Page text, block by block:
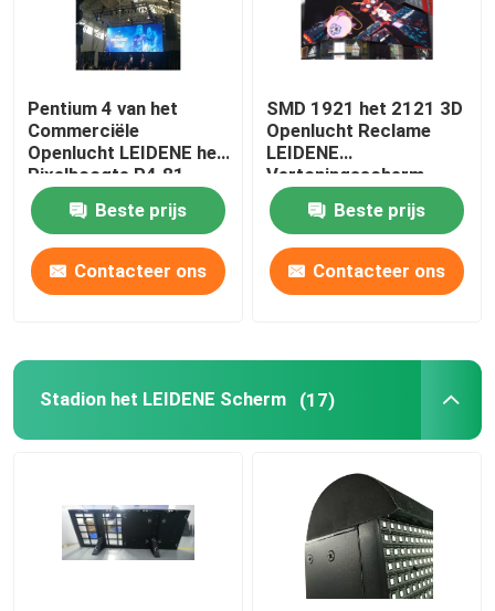
Pentium 4 van het
Commerciële
Openlucht LEIDENE het
Pixelhoogte P4.81
4.81mm
Vertoningsscherm
Beste prijs
Contacteer ons
SMD 1921 het 2121 3D
Openlucht Reclame
LEIDENE
Vertoningsscherm
P4.81 P3.91 P2.064
Beste prijs
Contacteer ons
Stadion het LEIDENE Scherm (17)